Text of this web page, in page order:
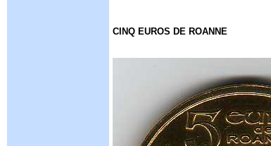
CINQ EUROS DE ROANNE